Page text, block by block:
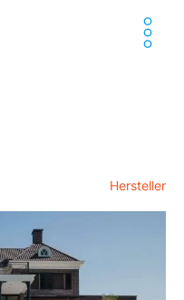
Hersteller